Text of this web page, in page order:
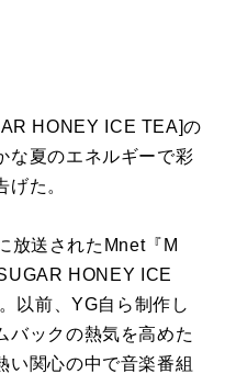
HONEY ICE TEA]の
な夏のエネルギーで彩
た。
放送されたMnet『M
HONEY ICE
以前、YG自ら制作し
バックの熱気を高めた
い関心の中で音楽番組